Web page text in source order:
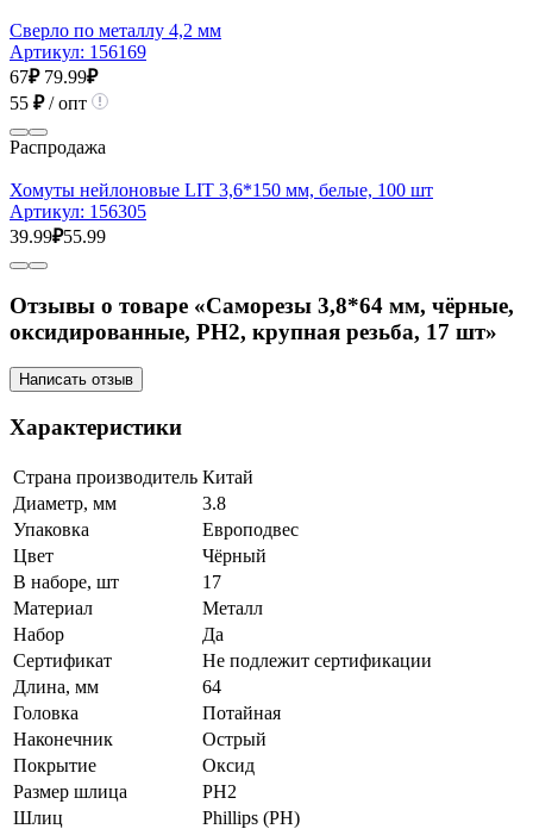
Сверло по металлу 4,2 мм
Артикул: 156169
67₽ 79.99₽
55 ₽/ опт
Распродажа
Хомуты нейлоновые LIT 3,6*150 мм, белые, 100 шт
Артикул: 156305
39.99₽55.99
Отзывы о товаре «Саморезы 3,8*64 мм, чёрные,
оксидированные, РН2, крупная резьба, 17 шт»
Написать отзыв
Характеристики
Страна производитель Китай
Диаметр, мм
3.8
Упаковка
Европодвес
Цвет
Чёрный
В наборе, шт
17
Материал
Металл
Набор
Да
Сертификат
Не подлежит сертификации
Длина, мм
64
Головка
Потайная
Наконечник
Острый
Покрытие
Оксид
Размер шлица
PH2
Шлиц
Phillips (PH)